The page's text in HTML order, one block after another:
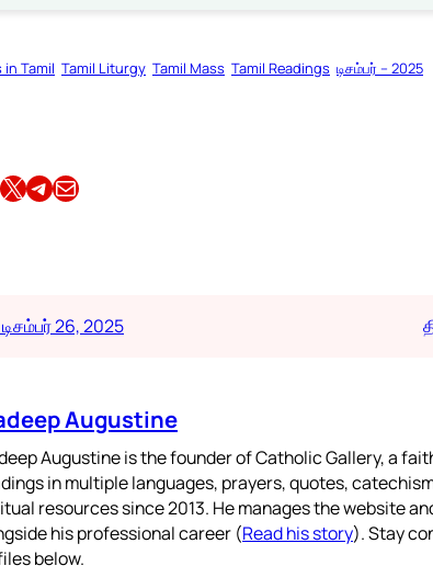
in Tamil Tamil Liturgy Tamil Mass Tamil Readings டிசம்பர் – 2025
Share this article on X Share this article on TelegramEmail this Article
26, 2025
Augustine
Augustine is the founder of Catholic Gallery, a
in multiple languages, prayers, quotes,
resources since 2013. He manages the website
his professional career (Read his story). Stay
below.